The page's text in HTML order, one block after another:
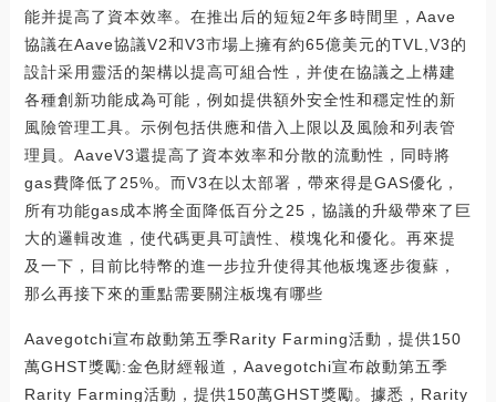
能并提高了資本效率。在推出后的短短2年多時間里，Aave
協議在Aave協議V2和V3市場上擁有約65億美元的TVL,V3的
設計采用靈活的架構以提高可組合性，并使在協議之上構建
各種創新功能成為可能，例如提供額外安全性和穩定性的新
風險管理工具。示例包括供應和借入上限以及風險和列表管
理員。AaveV3還提高了資本效率和分散的流動性，同時將
gas費降低了25%。而V3在以太部署，帶來得是GAS優化，
所有功能gas成本將全面降低百分之25，協議的升級帶來了巨
大的邏輯改進，使代碼更具可讀性、模塊化和優化。再來提
及一下，目前比特幣的進一步拉升使得其他板塊逐步復蘇，
那么再接下來的重點需要關注板塊有哪些
Aavegotchi宣布啟動第五季Rarity Farming活動，提供150
萬GHST獎勵:金色財經報道，Aavegotchi宣布啟動第五季
Rarity Farming活動，提供150萬GHST獎勵。據悉，Rarity